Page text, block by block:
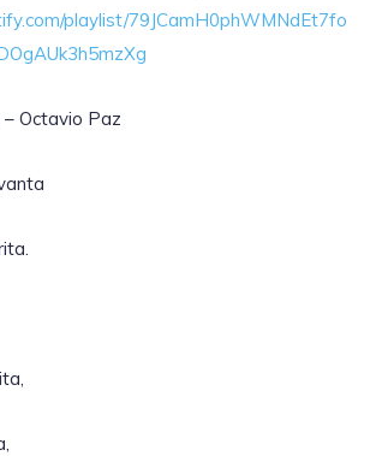
playlist/79JCamH0phWMNdEt7fo
Octavio Paz